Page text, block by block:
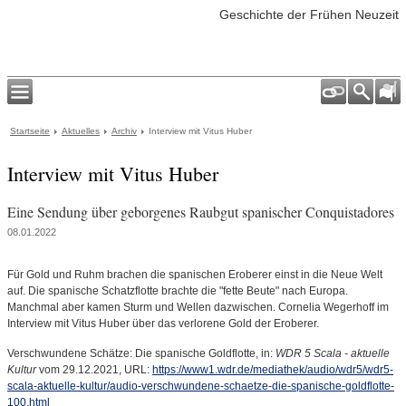
Geschichte der Frühen Neuzeit
Startseite Aktuelles Archiv Interview mit Vitus Huber
Interview mit Vitus Huber
Eine Sendung über geborgenes Raubgut spanischer Conquistadores
08.01.2022
Für Gold und Ruhm brachen die spanischen Eroberer einst in die Neue Welt
auf. Die spanische Schatzflotte brachte die "fette Beute" nach Europa.
Manchmal aber kamen Sturm und Wellen dazwischen. Cornelia Wegerhoff im
Interview mit Vitus Huber über das verlorene Gold der Eroberer.
Verschwundene Schätze: Die spanische Goldflotte, in: WDR 5 Scala - aktuelle
Kulturvom 29.12.2021, URL: https://www1.wdr.de/mediathek/audio/wdr5/wdr5-
scala-aktuelle-kultur/audio-verschwundene-schaetze-die-spanische-goldflotte-
100.html